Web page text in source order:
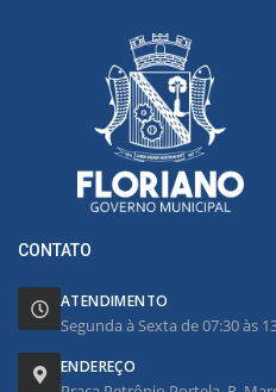
CONTATO
ATENDIMENTO
Segunda à Sexta de 07:30 às
ENDEREÇO